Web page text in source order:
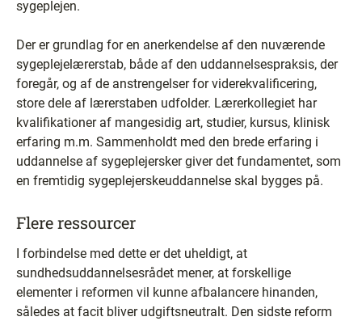
sygeplejen.
Der er grundlag for en anerkendelse af den nuværende
sygeplejelærerstab, både af den uddannelsespraksis, der
foregår, og af de anstrengelser for viderekvalificering,
store dele af lærerstaben udfolder. Lærerkollegiet har
kvalifikationer af mangesidig art, studier, kursus, klinisk
erfaring m.m. Sammenholdt med den brede erfaring i
uddannelse af sygeplejersker giver det fundamentet, som
en fremtidig sygeplejerskeuddannelse skal bygges på.
Flere ressourcer
I forbindelse med dette er det uheldigt, at
sundhedsuddannelsesrådet mener, at forskellige
elementer i reformen vil kunne afbalancere hinanden,
således at facit bliver udgiftsneutralt. Den sidste reform